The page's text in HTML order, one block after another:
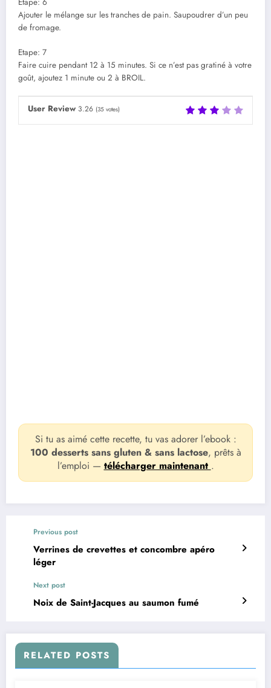
Etape: 6
Ajouter le mélange sur les tranches de pain. Saupoudrer d’un peu
de fromage.
Etape: 7
Faire cuire pendant 12 à 15 minutes. Si ce n’est pas gratiné à votre
goût, ajoutez 1 minute ou 2 à BROIL.
User Review 3.26 (35 votes)
Si tu as aimé cette recette, tu vas adorer l’ebook :
100 desserts sans gluten & sans lactose, prêts à
l’emploi — télécharger maintenant .
Previous post
Verrines de crevettes et concombre apéro
léger
Next post
Noix de Saint-Jacques au saumon fumé
RELATED POSTS